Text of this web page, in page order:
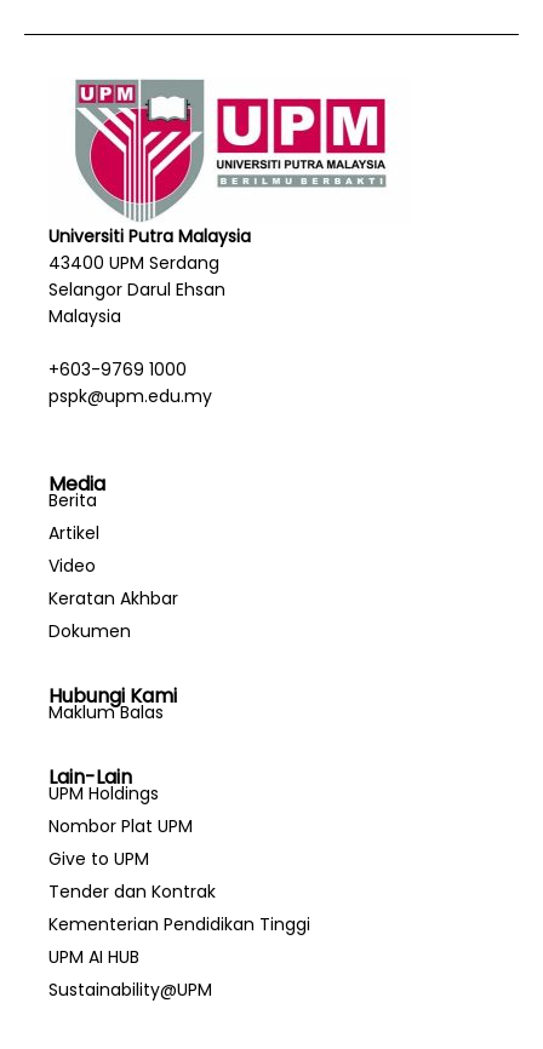
Universiti Putra Malaysia
43400 UPM Serdang
Selangor Darul Ehsan
Malaysia
+603-9769 1000
pspk@upm.edu.my
Media
Berita
Artikel
Video
Keratan Akhbar
Dokumen
Hubungi Kami
Maklum Balas
Lain-Lain
UPM Holdings
Nombor Plat UPM
Give to UPM
Tender dan Kontrak
Kementerian Pendidikan Tinggi
UPM AI HUB
Sustainability@UPM